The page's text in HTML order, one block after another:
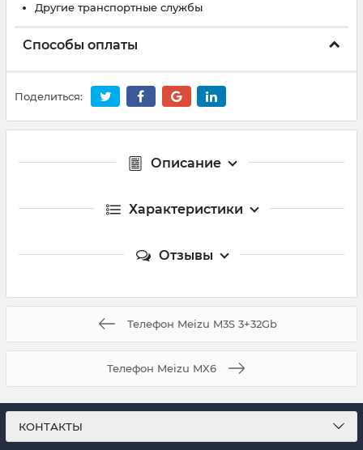
Другие транспортные службы
Способы оплаты
Поделиться:
Описание
Характеристики
Отзывы
Телефон Meizu M3S 3+32Gb
Телефон Meizu MX6
КОНТАКТЫ